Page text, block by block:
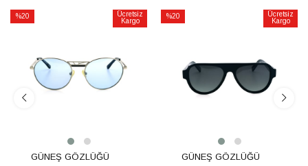
%20
Ücretsiz
Kargo
GÜNEŞ GÖZLÜĞÜ
%20
Ücretsiz
Kargo
GÜNEŞ GÖZLÜĞÜ